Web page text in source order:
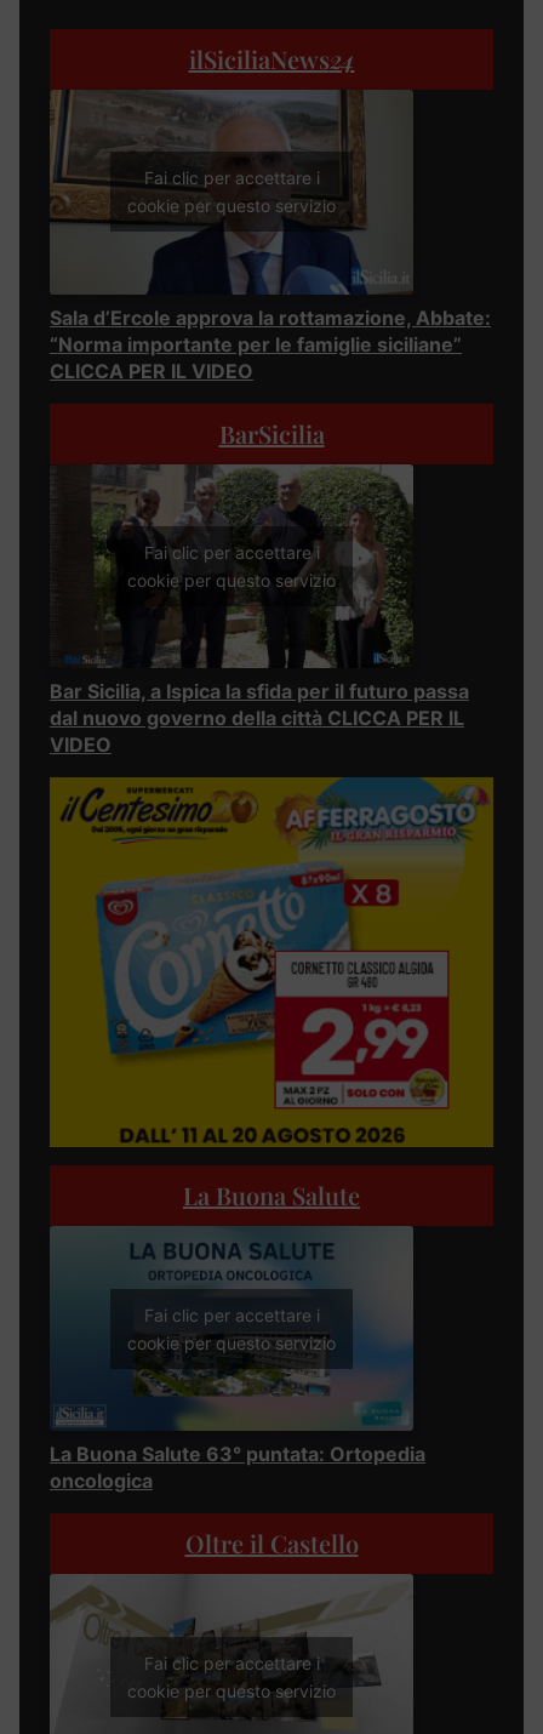
ilSiciliaNews24
Fai clic per accettare i
cookie per questo servizio
Sala d’Ercole approva la rottamazione, Abbate:
“Norma importante per le famiglie siciliane”
CLICCA PER IL VIDEO
BarSicilia
Fai clic per accettare i
cookie per questo servizio
Bar Sicilia, a Ispica la sfida per il futuro passa
dal nuovo governo della città CLICCA PER IL
VIDEO
La Buona Salute
Fai clic per accettare i
cookie per questo servizio
La Buona Salute 63° puntata: Ortopedia
oncologica
Oltre il Castello
Fai clic per accettare i
cookie per questo servizio